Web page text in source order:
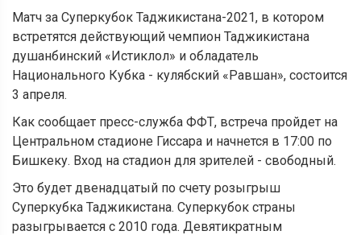
Матч за Суперкубок Таджикистана-2021, в котором
встретятся действующий чемпион Таджикистана
душанбинский «Истиклол» и обладатель
Национального Кубка - кулябский «Равшан», состоится
3 апреля.
Как сообщает пресс-служба ФФТ, встреча пройдет на
Центральном стадионе Гиссара и начнется в 17:00 по
Бишкеку. Вход на стадион для зрителей - свободный.
Это будет двенадцатый по счету розыгрыш
Суперкубка Таджикистана. Суперкубок страны
разыгрывается с 2010 года. Девятикратным